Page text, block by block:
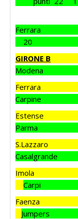
Ferrara
GIRONE B
Carpine
Parma